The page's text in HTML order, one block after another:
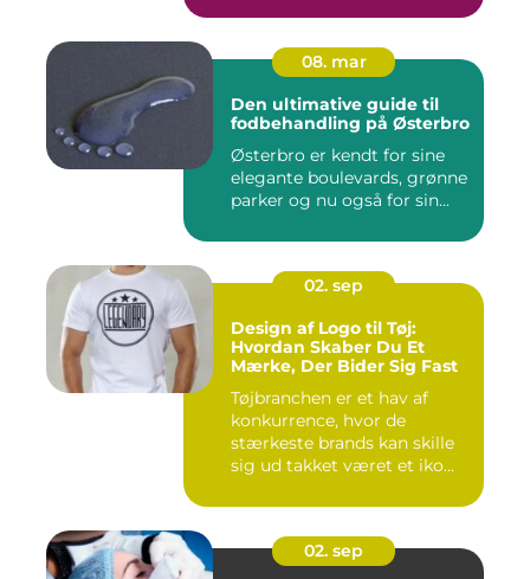
08. mar
Den ultimative guide til
fodbehandling på Østerbro
Østerbro er kendt for sine
elegante boulevards, grønne
parker og nu også for sin...
02. sep
Design af Logo til Tøj:
Hvordan Skaber Du Et
Mærke, Der Bider Sig Fast
Tøjbranchen er et hav af
konkurrence, hvor de
stærkeste brands kan skille
sig ud takket været et iko...
02. sep